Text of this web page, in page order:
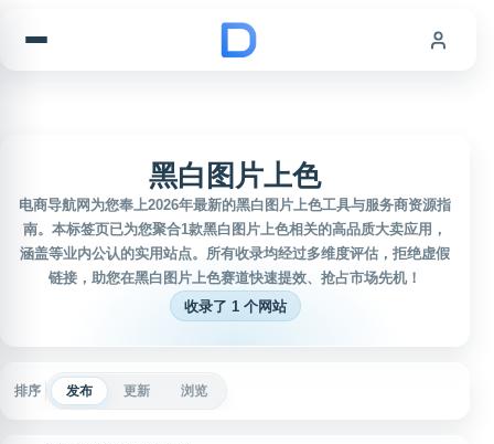
黑白图片上色
电商导航网为您奉上2026年最新的黑白图片上色工具与服务商资源指
南。本标签页已为您聚合1款黑白图片上色相关的高品质大卖应用，
涵盖等业内公认的实用站点。所有收录均经过多维度评估，拒绝虚假
链接，助您在黑白图片上色赛道快速提效、抢占市场先机！
收录了 1 个网站
排序 发布 更新 浏览